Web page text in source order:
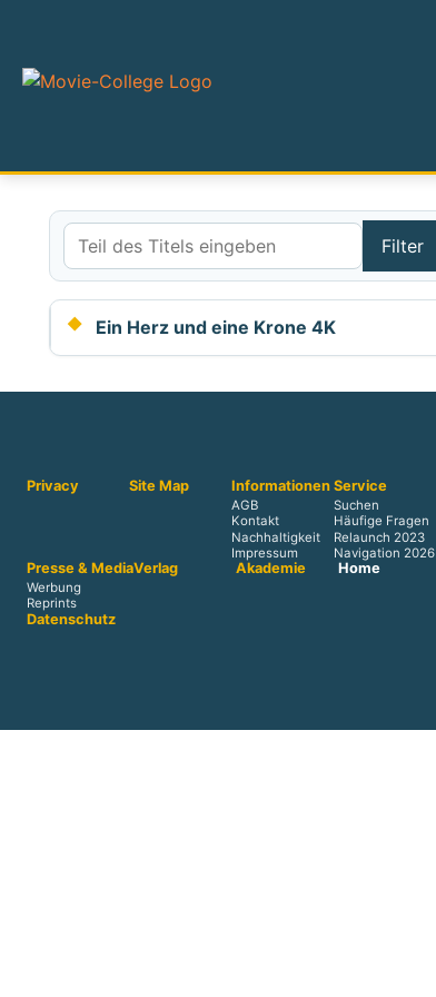
Teil des Titels eingeben
Filter
Ein Herz und eine Krone 4K
Privacy Site Map Informationen
AGB
Kontakt
Nachhaltigkeit
Impressum
Service
Suchen
Häufige Fragen
Relaunch 2023
Navigation 2026
Presse & Media
Werbung
Reprints
Verlag Akademie Home
Datenschutz